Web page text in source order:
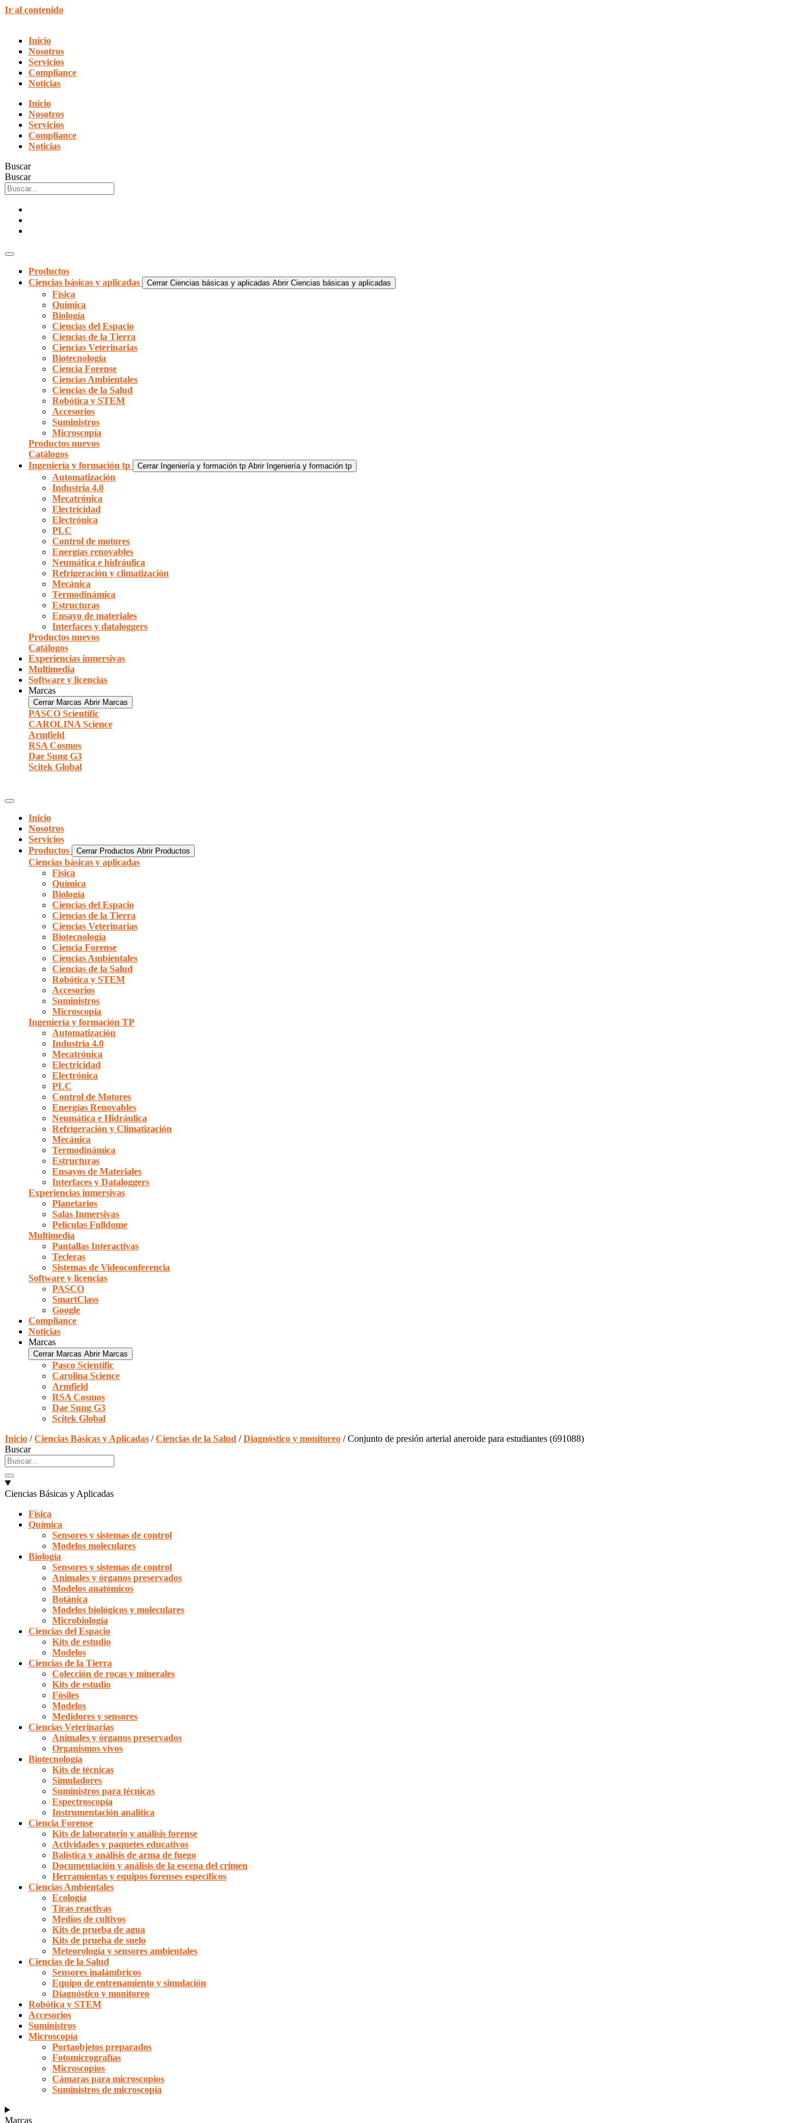
Ir al contenido
Inicio
Nosotros
Servicios
Compliance
Noticias
Inicio
Nosotros
Servicios
Compliance
Noticias
Buscar
Buscar
Productos
Ciencias básicas y aplicadas
Cerrar Ciencias básicas y aplicadas Abrir Ciencias básicas y aplicadas
Física
Química
Biología
Ciencias del Espacio
Ciencias de la Tierra
Ciencias Veterinarias
Biotecnología
Ciencia Forense
Ciencias Ambientales
Ciencias de la Salud
Robótica y STEM
Accesorios
Suministros
Microscopía
Productos nuevos
Catálogos
Ingeniería y formación tp
Cerrar Ingeniería y formación tp Abrir Ingeniería y formación tp
Automatización
Industria 4.0
Mecatrónica
Electricidad
Electrónica
PLC
Control de motores
Energías renovables
Neumática e hidráulica
Refrigeración y climatización
Mecánica
Termodinámica
Estructuras
Ensayo de materiales
Interfaces y dataloggers
Productos nuevos
Catálogos
Experiencias inmersivas
Multimedia
Software y licencias
Marcas
Cerrar Marcas Abrir Marcas
PASCO Scientific
CAROLINA Science
Armfield
RSA Cosmos
Dae Sung G3
Scitek Global
Inicio
Nosotros
Servicios
Productos
Cerrar Productos Abrir Productos
Ciencias básicas y aplicadas
Física
Química
Biología
Ciencias del Espacio
Ciencias de la Tierra
Ciencias Veterinarias
Biotecnología
Ciencia Forense
Ciencias Ambientales
Ciencias de la Salud
Robótica y STEM
Accesorios
Suministros
Microscopía
Ingeniería y formación TP
Automatización
Industria 4.0
Mecatrónica
Electricidad
Electrónica
PLC
Control de Motores
Energías Renovables
Neumática e Hidráulica
Refrigeración y Climatización
Mecánica
Termodinámica
Estructuras
Ensayos de Materiales
Interfaces y Dataloggers
Experiencias inmersivas
Planetarios
Salas Inmersivas
Películas Fulldome
Multimedia
Pantallas Interactivas
Tecleras
Sistemas de Videoconferencia
Software y licencias
PASCO
SmartClass
Google
Compliance
Noticias
Marcas
Cerrar Marcas Abrir Marcas
Pasco Scientific
Carolina Science
Armfield
RSA Cosmos
Dae Sung G3
Scitek Global
Inicio /Ciencias Básicas y Aplicadas /Ciencias de la Salud /Diagnóstico y monitoreo / Conjunto de presión arterial aneroide para estudiantes (691088)
Buscar
Ciencias Básicas y Aplicadas
Física
Química
Sensores y sistemas de control
Modelos moleculares
Biología
Sensores y sistemas de control
Animales y órganos preservados
Modelos anatómicos
Botánica
Modelos biológicos y moleculares
Microbiología
Ciencias del Espacio
Kits de estudio
Modelos
Ciencias de la Tierra
Colección de rocas y minerales
Kits de estudio
Fósiles
Modelos
Medidores y sensores
Ciencias Veterinarias
Animales y órganos preservados
Organismos vivos
Biotecnología
Kits de técnicas
Simuladores
Suministros para técnicas
Espectroscopía
Instrumentación analítica
Ciencia Forense
Kits de laboratorio y análisis forense
Actividades y paquetes educativos
Balística y análisis de arma de fuego
Documentación y análisis de la escena del crimen
Herramientas y equipos forenses específicos
Ciencias Ambientales
Ecología
Tiras reactivas
Medios de cultivos
Kits de prueba de agua
Kits de prueba de suelo
Meteorología y sensores ambientales
Ciencias de la Salud
Sensores inalámbricos
Equipo de entrenamiento y simulación
Diagnóstico y monitoreo
Robótica y STEM
Accesorios
Suministros
Microscopía
Portaobjetos preparados
Fotomicrografías
Microscopios
Cámaras para microscopios
Suministros de microscopía
Marcas